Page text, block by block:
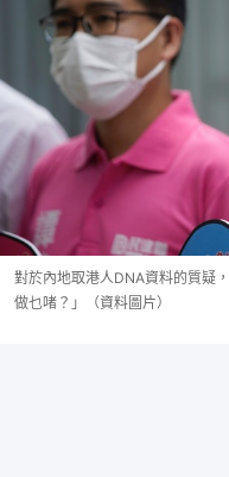
對於內地取港人DNA資料的質疑
做乜啫？」（資料圖片）